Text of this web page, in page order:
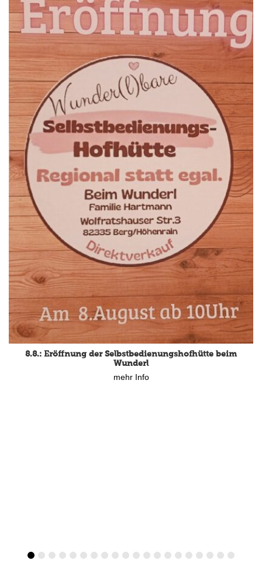
8.8.: Eröffnung der Selbstbedienungshofhütte beim
Wunderl
mehr Info